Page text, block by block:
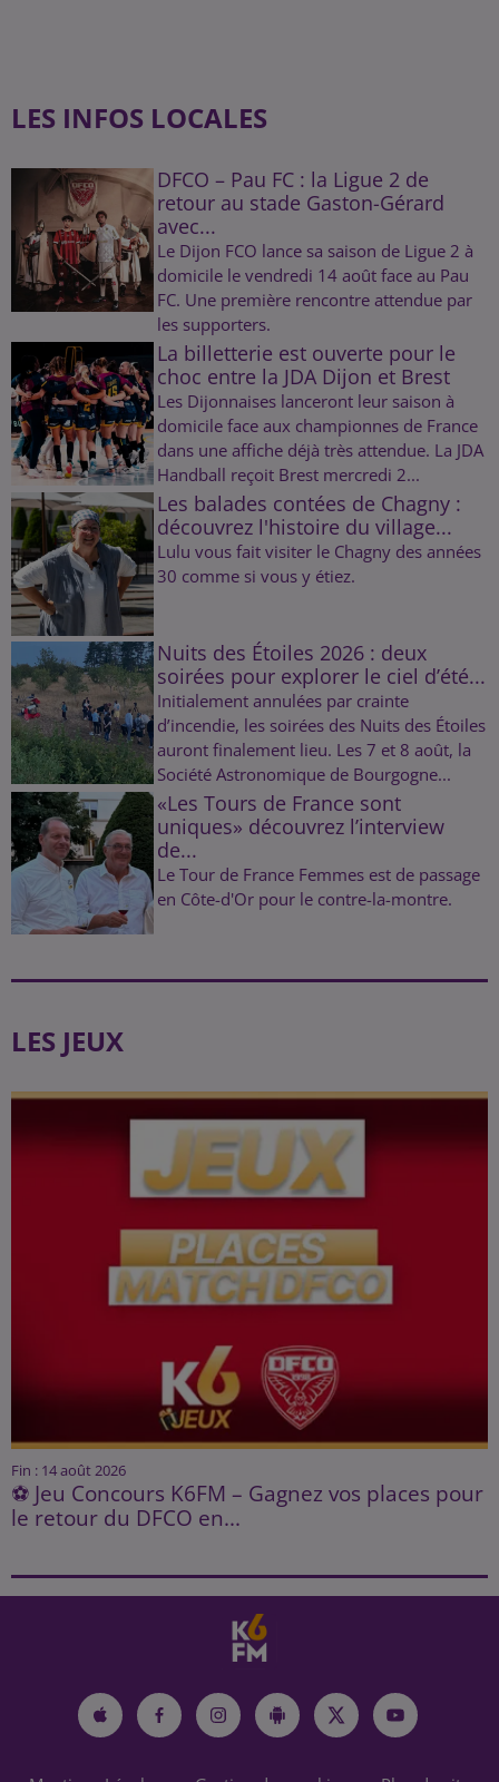
LES INFOS LOCALES
DFCO – Pau FC : la Ligue 2 de
retour au stade Gaston-Gérard
avec...
Le Dijon FCO lance sa saison de Ligue 2 à
domicile le vendredi 14 août face au Pau
FC. Une première rencontre attendue par
les supporters.
La billetterie est ouverte pour le
choc entre la JDA Dijon et Brest
Les Dijonnaises lanceront leur saison à
domicile face aux championnes de France
dans une affiche déjà très attendue. La JDA
Handball reçoit Brest mercredi 2...
Les balades contées de Chagny :
découvrez l'histoire du village...
Lulu vous fait visiter le Chagny des années
30 comme si vous y étiez.
Nuits des Étoiles 2026 : deux
soirées pour explorer le ciel d’été...
Initialement annulées par crainte
d’incendie, les soirées des Nuits des Étoiles
auront finalement lieu. Les 7 et 8 août, la
Société Astronomique de Bourgogne...
«Les Tours de France sont
uniques» découvrez l’interview
de...
Le Tour de France Femmes est de passage
en Côte-d'Or pour le contre-la-montre.
LES JEUX
Fin : 14 août 2026
⚽ Jeu Concours K6FM – Gagnez vos places pour
le retour du DFCO en...